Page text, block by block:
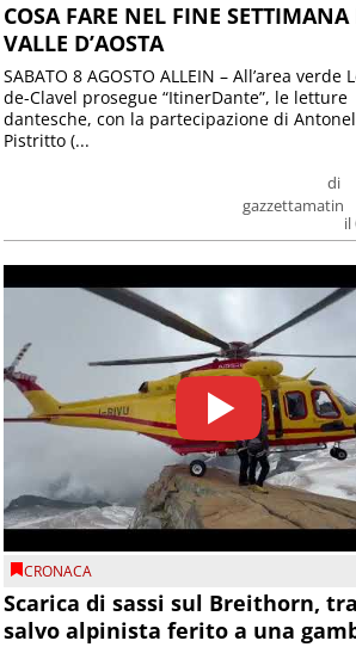
COSA FARE NEL FINE
VALLE D’AOSTA
di
gazzettamatin
il
SABATO 8 AGOSTO ALLEIN – All’area verde
de-Clavel prosegue “ItinerDante”, le letture
dantesche, con la partecipazione di
Pistritto (...
CRONACA
Scarica di sassi sul Breithorn,
salvo alpinista ferito a una